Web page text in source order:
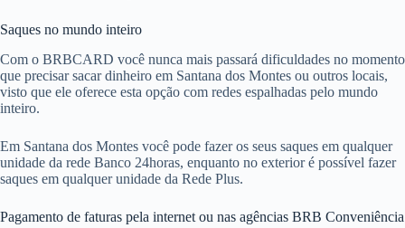
Saques no mundo inteiro
Com o BRBCARD você nunca mais passará dificuldades no momento
que precisar sacar dinheiro em Santana dos Montes ou outros locais,
visto que ele oferece esta opção com redes espalhadas pelo mundo
inteiro.
Em Santana dos Montes você pode fazer os seus saques em qualquer
unidade da rede Banco 24horas, enquanto no exterior é possível fazer
saques em qualquer unidade da Rede Plus.
Pagamento de faturas pela internet ou nas agências BRB Conveniência